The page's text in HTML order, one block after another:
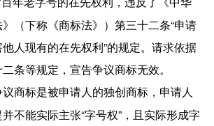
年老字号的在先权利，
（下称《商标法》）第三十二条“申请
人现有的在先权利”的规定。请求依据
条等规定，宣告争议商标无效。
商标是被申请人的独创商标，申请人
不能实际主张“字号权”，且实际形成字